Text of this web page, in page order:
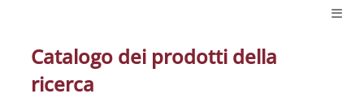
Catalogo dei prodotti della
ricerca